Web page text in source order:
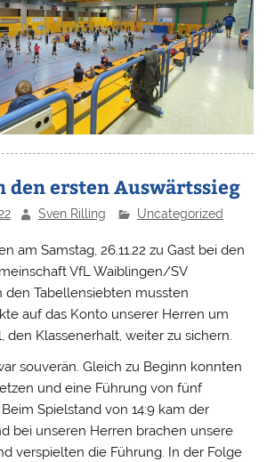
den ersten Auswärtssieg
Sven Rilling Uncategorized
am Samstag, 26.11.22 zu Gast bei den
VfL Waiblingen/SV
den Tabellensiebten mussten
auf das Konto unserer Herren um
den Klassenerhalt, weiter zu sichern.
souverän. Gleich zu Beginn konnten
und eine Führung von fünf
Spielstand von 14:9 kam der
bei unseren Herren brachen unsere
verspielten die Führung. In der Folge